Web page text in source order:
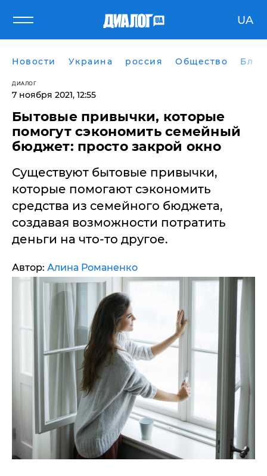
UA
Новости Украина россия Общество
ДИАЛОГ
7 ноября 2021, 12:55
Бытовые привычки, которые
помогут сэкономить семейный
бюджет: просто закрой окно
Существуют бытовые привычки,
которые помогают сэкономить
средства из семейного бюджета,
создавая возможности потратить
деньги на что-то другое.
Автор: Алина Романенко